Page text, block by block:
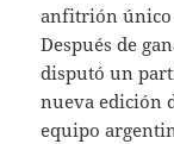
anfitrión único
Después de
disputó un
nueva edición
equipo